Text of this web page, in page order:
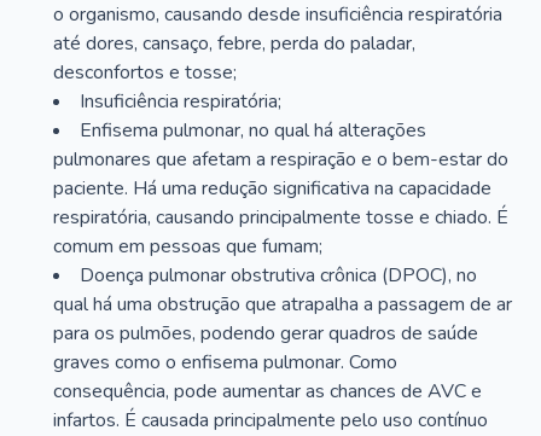
o organismo, causando desde insuficiência respiratória
até dores, cansaço, febre, perda do paladar,
desconfortos e tosse;
Insuficiência respiratória;
Enfisema pulmonar, no qual há alterações
pulmonares que afetam a respiração e o bem-estar do
paciente. Há uma redução significativa na capacidade
respiratória, causando principalmente tosse e chiado. É
comum em pessoas que fumam;
Doença pulmonar obstrutiva crônica (DPOC), no
qual há uma obstrução que atrapalha a passagem de ar
para os pulmões, podendo gerar quadros de saúde
graves como o enfisema pulmonar. Como
consequência, pode aumentar as chances de AVC e
infartos. É causada principalmente pelo uso contínuo